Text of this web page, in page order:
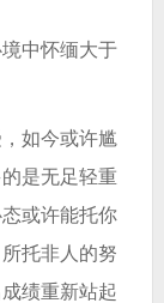
中怀缅大于
如今或许尴
是无足轻重
或许能托你
托非人的努
绩重新站起